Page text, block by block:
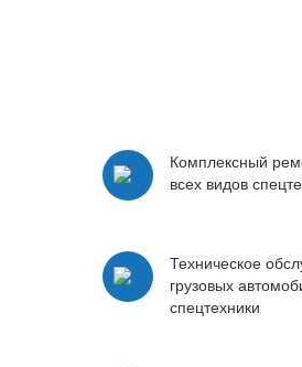
Комплексный
всех видов
Техническое
грузовых
спецтехники